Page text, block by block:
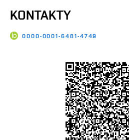
KONTAKTY
0000-0001-6481-4749